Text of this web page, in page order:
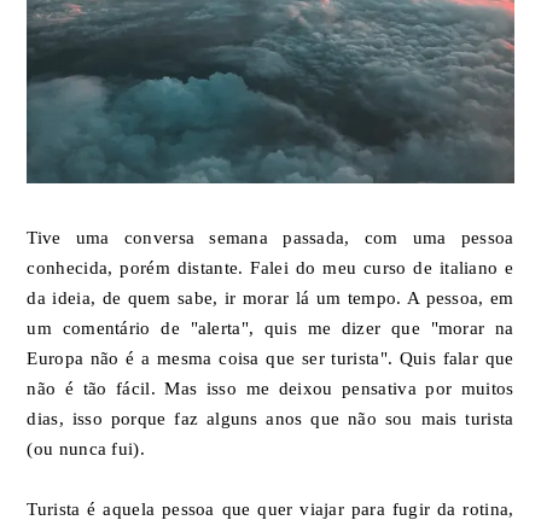
Tive uma conversa semana passada, com uma pessoa
conhecida, porém distante. Falei do meu curso de italiano e
da ideia, de quem sabe, ir morar lá um tempo. A pessoa, em
um comentário de "alerta", quis me dizer que "morar na
Europa não é a mesma coisa que ser turista". Quis falar que
não é tão fácil. Mas isso me deixou pensativa por muitos
dias, isso porque faz alguns anos que não sou mais turista
(ou nunca fui).
Turista é aquela pessoa que quer viajar para fugir da rotina,